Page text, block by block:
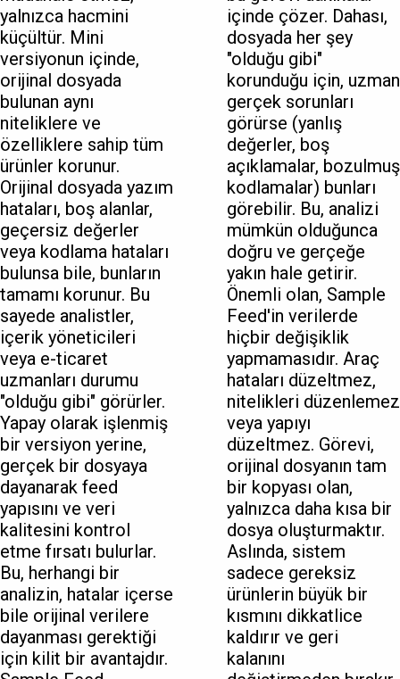
yalnızca hacmini
küçültür. Mini
versiyonun içinde,
orijinal dosyada
bulunan aynı
niteliklere ve
özelliklere sahip tüm
ürünler korunur.
Orijinal dosyada yazım
hataları, boş alanlar,
geçersiz değerler
veya kodlama hataları
bulunsa bile, bunların
tamamı korunur. Bu
sayede analistler,
içerik yöneticileri
veya e-ticaret
uzmanları durumu
"olduğu gibi" görürler.
Yapay olarak işlenmiş
bir versiyon yerine,
gerçek bir dosyaya
dayanarak feed
yapısını ve veri
kalitesini kontrol
etme fırsatı bulurlar.
Bu, herhangi bir
analizin, hatalar içerse
bile orijinal verilere
dayanması gerektiği
için kilit bir avantajdır.
içinde çözer. Dahası,
dosyada her şey
"olduğu gibi"
korunduğu için, uzman
gerçek sorunları
görürse (yanlış
değerler, boş
açıklamalar, bozulmuş
kodlamalar) bunları
görebilir. Bu, analizi
mümkün olduğunca
doğru ve gerçeğe
yakın hale getirir.
Önemli olan, Sample
Feed'in verilerde
hiçbir değişiklik
yapmamasıdır. Araç
hataları düzeltmez,
nitelikleri düzenlemez
veya yapıyı
düzeltmez. Görevi,
orijinal dosyanın tam
bir kopyası olan,
yalnızca daha kısa bir
dosya oluşturmaktır.
Aslında, sistem
sadece gereksiz
ürünlerin büyük bir
kısmını dikkatlice
kaldırır ve geri
kalanını